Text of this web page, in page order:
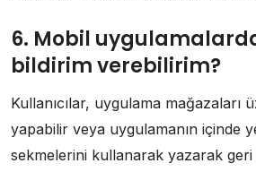
6. Mobil
bildirim verebilirim?
Kullanıcılar, uygulama mağazaları
yapabilir veya uygulamanın içinde
sekmelerini kullanarak yazarak